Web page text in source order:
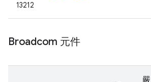
13212
Broadcom 元件
嚴